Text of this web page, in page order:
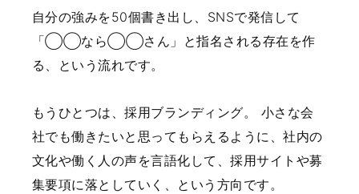
自分の強みを50個書き出し、SNSで発信して
「◯◯なら◯◯さん」と指名される存在を作
る、という流れです。
もうひとつは、採用ブランディング。
小さな会
社でも働きたいと思ってもらえるように、社内の
文化や働く人の声を言語化して、採用サイトや募
集要項に落としていく、という方向です。